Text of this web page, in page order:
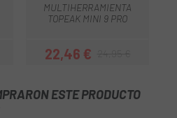
MULTIHERRAMIENTA
TOPEAK MINI 9 PRO
Precio
22,46 €Precio regular
ESTE PRODUCTO